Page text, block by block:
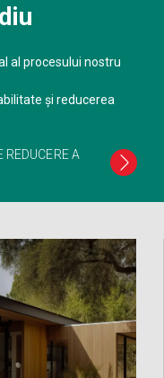
al procesului nostru
și reducerea
REDUCERE A